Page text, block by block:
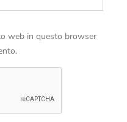
web in questo browser